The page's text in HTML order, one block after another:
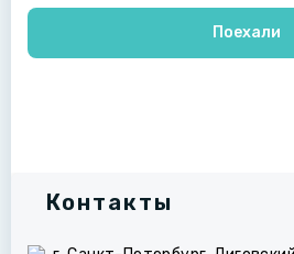
Поехали
Контакты